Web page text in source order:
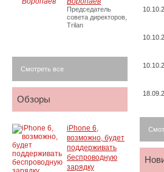
Председатель
совета директоров,
Trilan
Смотреть все
Обзоры
iPhone 6,
возможно, будет
поддерживать
беспроводную
зарядку